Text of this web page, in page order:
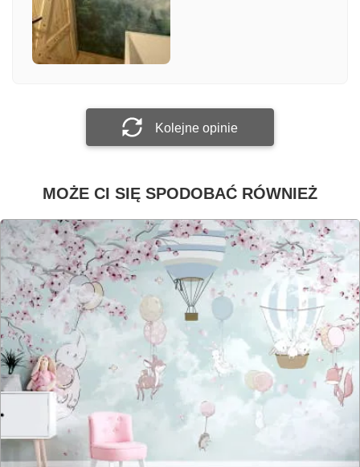
Załącz zdjęcie
Kolejne opinie
MOŻE CI SIĘ SPODOBAĆ RÓWNIEŻ